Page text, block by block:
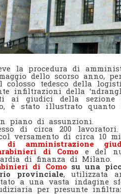
la procedura di
dello scorso anno,
colosso tedesco della
infiltrazioni della
ai giudici della
è stato illustrato quanto
piano di assunzioni.
di circa 200
versamento di circa 10
di amministrazione
di Como e del
di finanza di Milano.
di Como su una
provinciale, utilizzata
a una vasta indagine
per presunte